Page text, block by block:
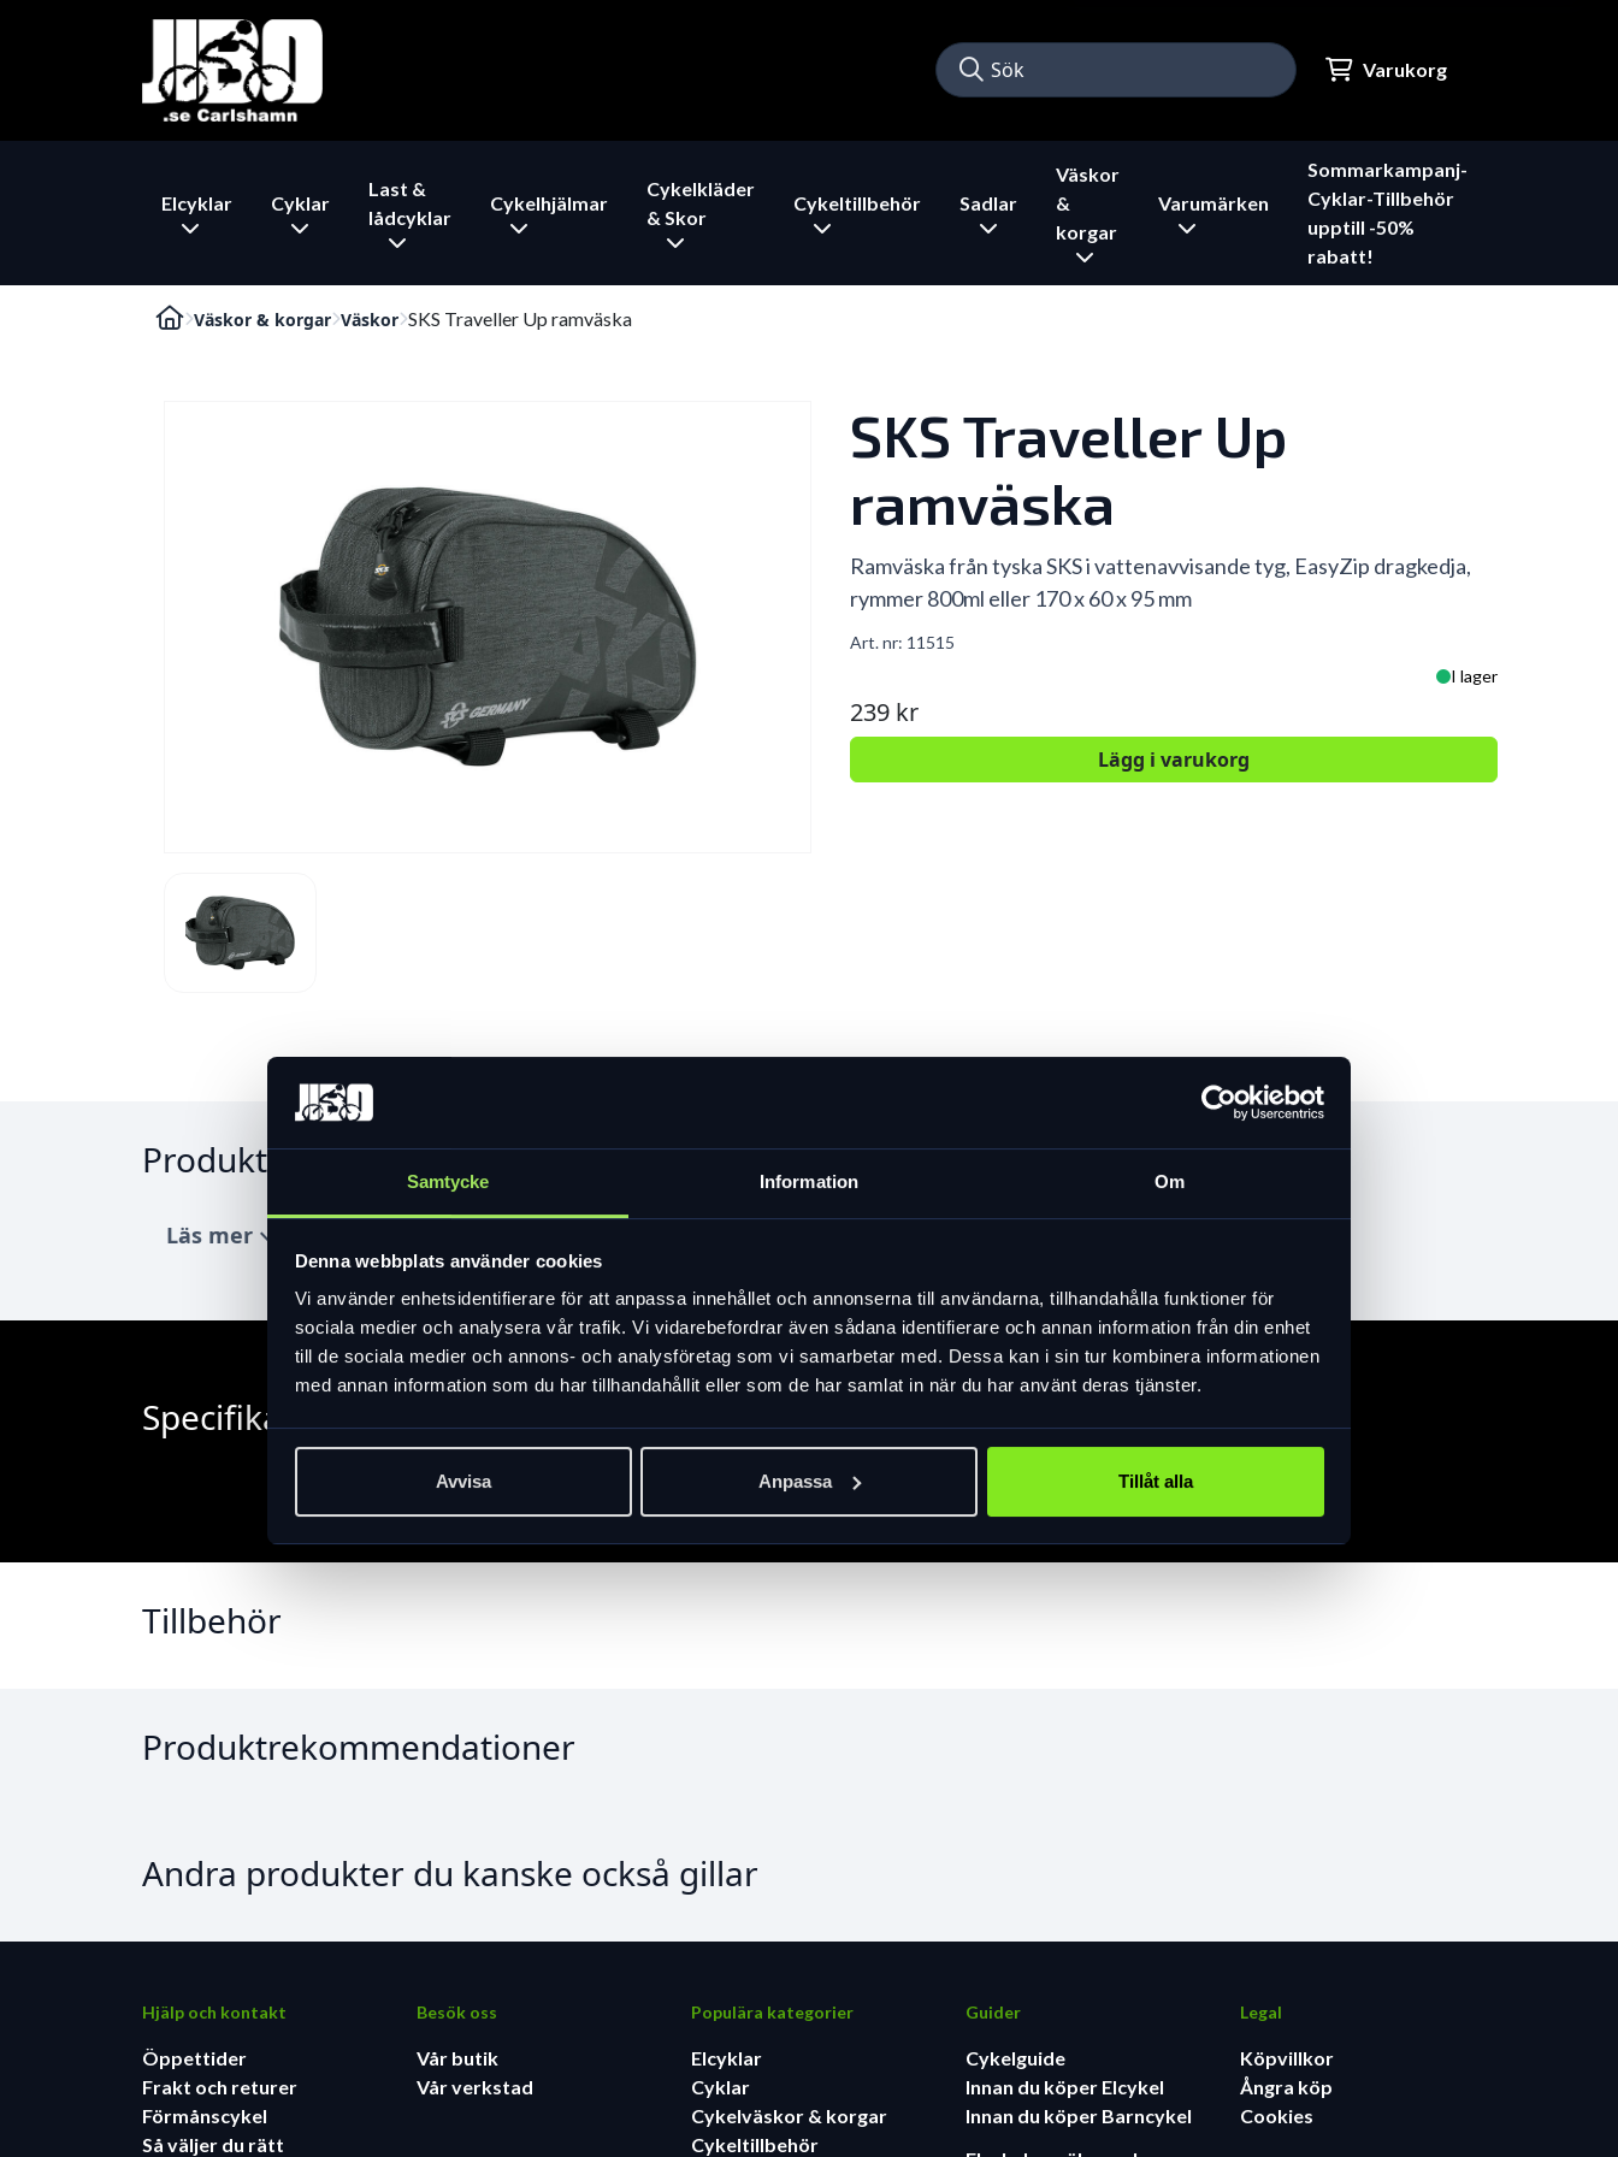
Samtycke Information Om
Denna webbplats använder cookies
Vi använder enhetsidentifierare för att anpassa innehållet och annonserna till användarna, tillhandahålla funktioner för
sociala medier och analysera vår trafik. Vi vidarebefordrar även sådana identifierare och annan information från din enhet
till de sociala medier och annons- och analysföretag som vi samarbetar med. Dessa kan i sin tur kombinera informationen
med annan information som du har tillhandahållit eller som de har samlat in när du har använt deras tjänster.
Avvisa Anpassa Tillåt alla
Varukorg
Elcyklar Cyklar
Last &
lådcyklar
Cykelhjälmar
Cykelkläder
& Skor
Cykeltillbehör Sadlar
Väskor
&
korgar
Varumärken
Sommarkampanj-
Cyklar-Tillbehör
upptill -50%
rabatt!
Väskor & korgar Väskor SKS Traveller Up ramväska
SKS Traveller Up
ramväska
Ramväska från tyska SKS i vattenavvisande tyg, EasyZip dragkedja,
rymmer 800ml eller 170 x 60 x 95 mm
Art. nr: 11515
I lager
239 kr
Lägg i varukorg
Produktinformation
Läs mer expand_more
Specifikation
Tillbehör
Produktrekommendationer
Andra produkter du kanske också gillar
Hjälp och kontakt
Öppettider
Frakt och returer
Förmånscykel
Så väljer du rätt
Besök oss
Vår butik
Vår verkstad
Populära kategorier
Elcyklar
Cyklar
Cykelväskor & korgar
Cykeltillbehör
Guider
Cykelguide
Innan du köper Elcykel
Innan du köper Barncykel
Legal
Köpvillkor
Ångra köp
Cookies